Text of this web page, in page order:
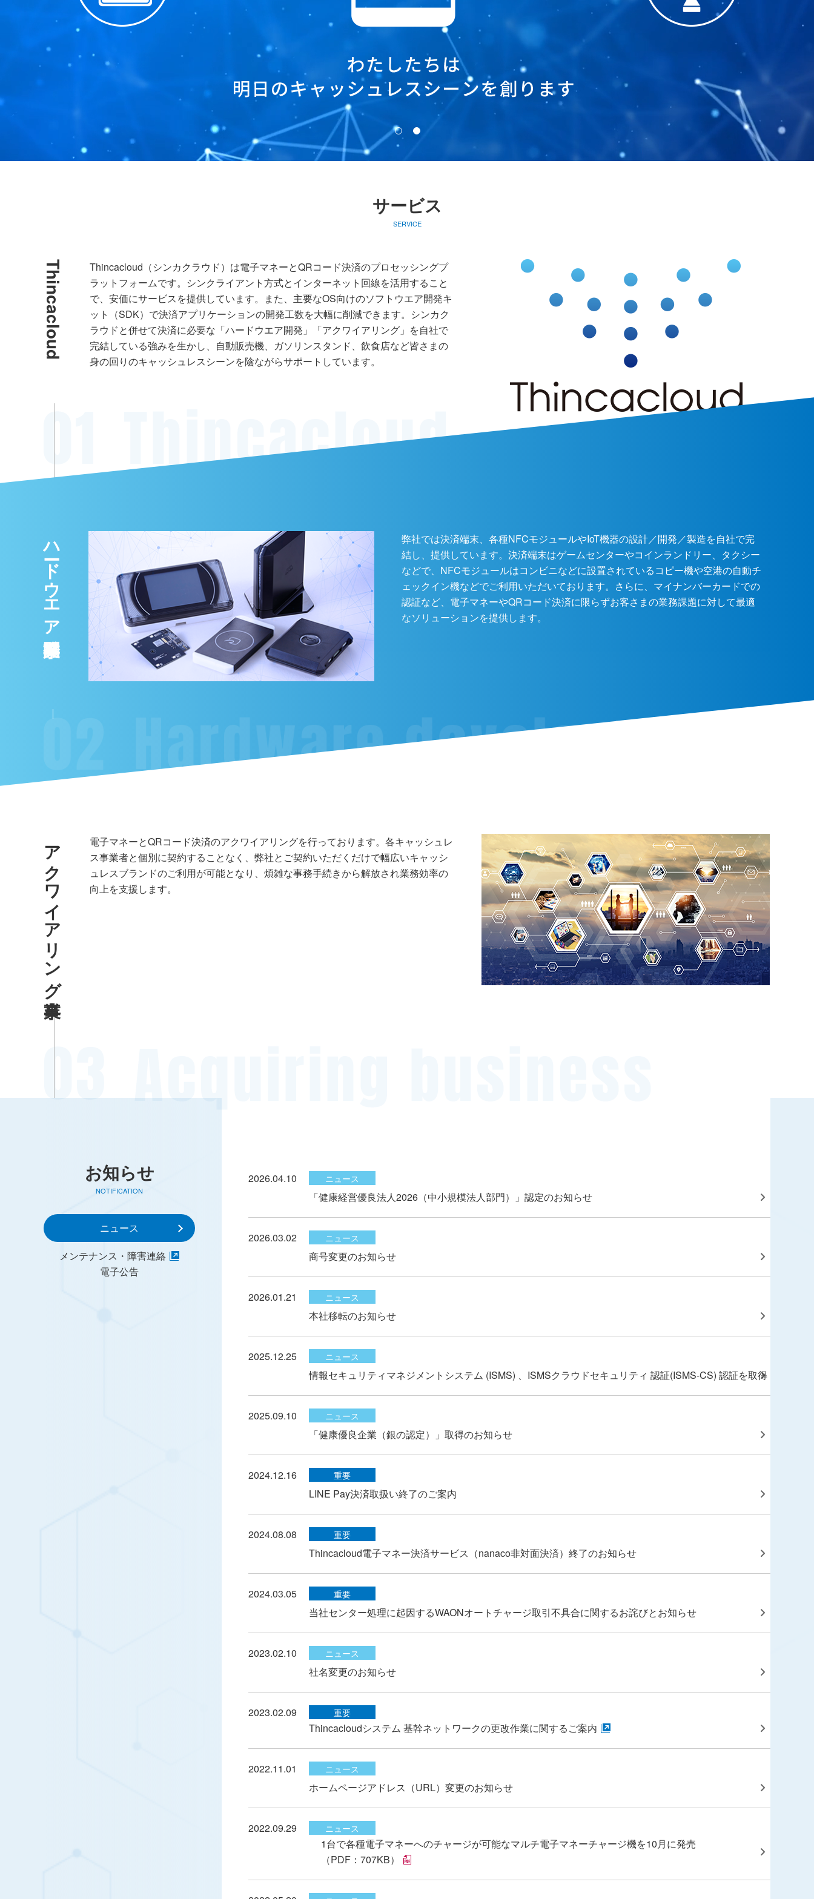
サービス
SERVICE
T
h
i
n
c
a
c
l
o
u
d
と
は
Thincacloud（シンカクラウド）は電子マネーとQRコード決済のプロセッシングプ
ラットフォームです。シンクライアント方式とインターネット回線を活用すること
で、安価にサービスを提供しています。また、主要なOS向けのソフトウエア開発キ
ット（SDK）で決済アプリケーションの開発工数を大幅に削減できます。シンカク
ラウドと併せて決済に必要な「ハードウエア開発」「アクワイアリング」を自社で
完結している強みを生かし、自動販売機、ガソリンスタンド、飲食店など皆さまの
身の回りのキャッシュレスシーンを陰ながらサポートしています。
ハードウエア開発事業
弊社では決済端末、各種NFCモジュールやIoT機器の設計／開発／製造を自社で完
結し、提供しています。決済端末はゲームセンターやコインランドリー、タクシー
などで、NFCモジュールはコンビニなどに設置されているコピー機や空港の自動チ
ェックイン機などでご利用いただいております。さらに、マイナンバーカードでの
認証など、電子マネーやQRコード決済に限らずお客さまの業務課題に対して最適
なソリューションを提供します。
アクワイアリング事業
電子マネーとQRコード決済のアクワイアリングを行っております。各キャッシュレ
ス事業者と個別に契約することなく、弊社とご契約いただくだけで幅広いキャッシ
ュレスブランドのご利用が可能となり、煩雑な事務手続きから解放され業務効率の
向上を支援します。
お知らせ
NOTIFICATION
ニュース
メンテナンス・障害連絡
電子公告
2026.04.10 ニュース
「健康経営優良法人2026（中小規模法人部門）」認定のお知らせ
2026.03.02 ニュース
商号変更のお知らせ
2026.01.21 ニュース
本社移転のお知らせ
2025.12.25 ニュース
情報セキュリティマネジメントシステム (ISMS) 、ISMSクラウドセキュリティ 認証(ISMS-CS) 認証を取得
2025.09.10 ニュース
「健康優良企業（銀の認定）」取得のお知らせ
2024.12.16 重要
LINE Pay決済取扱い終了のご案内
2024.08.08 重要
Thincacloud電子マネー決済サービス（nanaco非対面決済）終了のお知らせ
2024.03.05 重要
当社センター処理に起因するWAONオートチャージ取引不具合に関するお詫びとお知らせ
2023.02.10 ニュース
社名変更のお知らせ
2023.02.09 重要
Thincacloudシステム 基幹ネットワークの更改作業に関するご案内
2022.11.01 ニュース
ホームページアドレス（URL）変更のお知らせ
2022.09.29 ニュース
1台で各種電子マネーへのチャージが可能なマルチ電子マネーチャージ機を10月に発売
（PDF：707KB）